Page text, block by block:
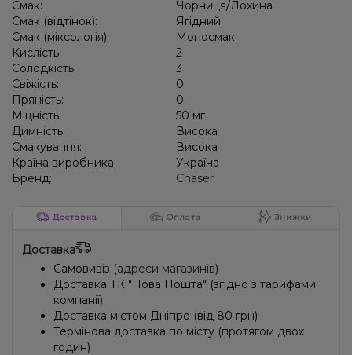
Смак:
Чорниця/Лохина
Смак (відтінок):
Ягідний
Смак (міксологія):
Моносмак
Кислість:
2
Солодкість:
3
Свіжість:
0
Пряність:
0
Міцність:
50 мг
Димність:
Висока
Смакування:
Висока
Країна виробника:
Україна
Бренд:
Chaser
Доставка Оплата Знижки
Доставка
Самовивіз (адреси магазинів)
Доставка ТК "Нова Пошта" (згідно з тарифами
компанії)
Доставка містом Дніпро (від 80 грн)
Термінова доставка по місту (протягом двох
годин)